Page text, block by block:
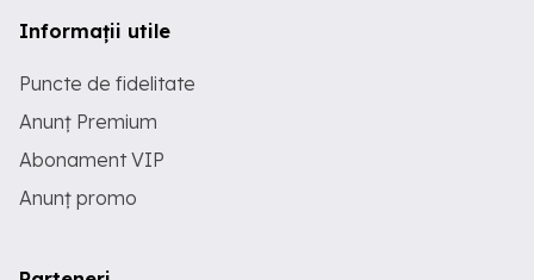
Informații utile
Puncte de fidelitate
Anunț Premium
Abonament VIP
Anunț promo